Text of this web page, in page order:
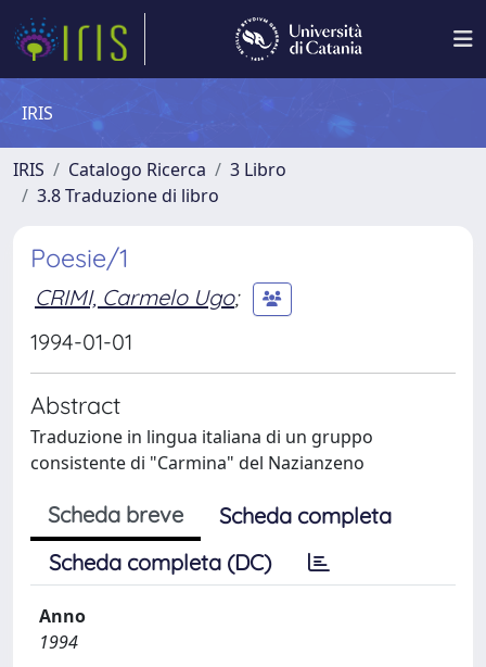
IRIS
IRIS Catalogo Ricerca
3 Libro
3.8 Traduzione di libro
Poesie/1
CRIMI, Carmelo Ugo;
1994-01-01
Abstract
Traduzione in lingua italiana di un gruppo
consistente di "Carmina" del Nazianzeno
Scheda breve
Scheda completa
Scheda completa (DC)
Anno
1994